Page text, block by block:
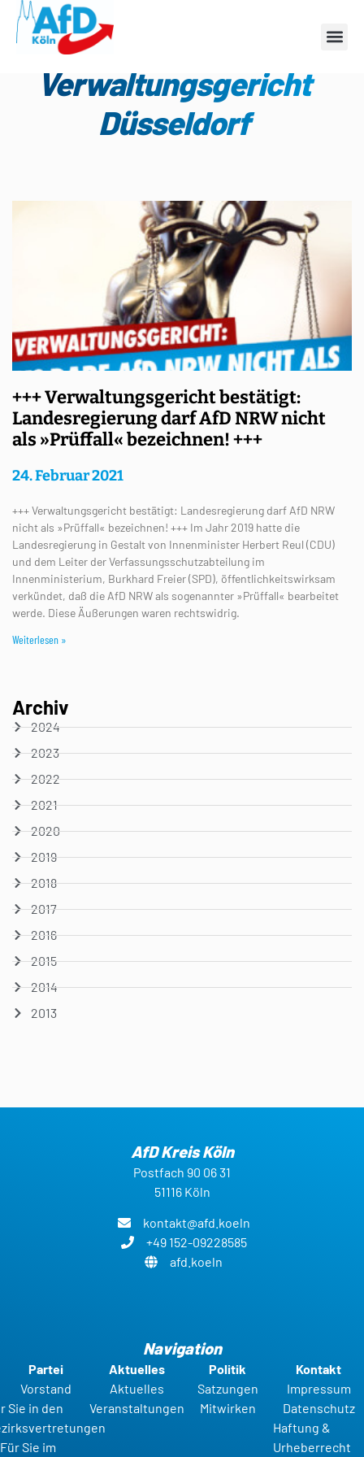
Schlagwort:
Verwaltungsgericht
Düsseldorf
+++ Verwaltungsgericht bestätigt:
Landesregierung darf AfD NRW nicht
als »Prüffall« bezeichnen! +++
24. Februar 2021
+++ Verwaltungsgericht bestätigt: Landesregierung darf AfD NRW
nicht als »Prüffall« bezeichnen! +++ Im Jahr 2019 hatte die
Landesregierung in Gestalt von Innenminister Herbert Reul (CDU)
und dem Leiter der Verfassungsschutzabteilung im
Innenministerium, Burkhard Freier (SPD), öffentlichkeitswirksam
verkündet, daß die AfD NRW als sogenannter »Prüffall« bearbeitet
werde. Diese Äußerungen waren rechtswidrig.
Weiterlesen »
Archiv
2024
2023
2022
2021
2020
2019
2018
2017
2016
2015
2014
2013
AfD Kreis Köln
Postfach 90 06 31
51116 Köln
kontakt@afd.koeln
+49 152-09228585
afd.koeln
Navigation
Partei
Vorstand
Sie in den
Für Sie im
Aktuelles
Aktuelles
Veranstaltungen
Politik
Satzungen
Mitwirken
Kontakt
Impressum
Datenschutz
Haftung &
Urheberrecht